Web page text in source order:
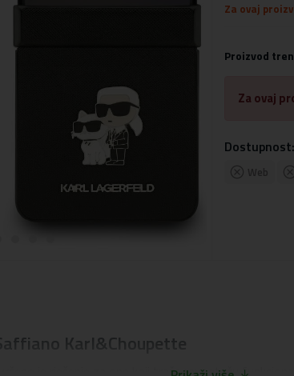
Za ovaj
Proizvod
Za ovaj
Dostupnost:
Karl&Choupette
je rješenje za one koji traže ravnotežu